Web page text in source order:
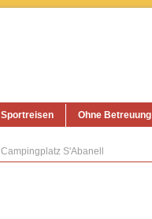
Sportreisen Ohne Betreuung
Campingplatz S'Abanell